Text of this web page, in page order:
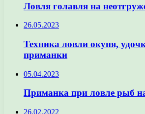
Ловля голавля на
26.05.2023
Техника ловли окуня,
приманки
05.04.2023
Приманка при ловле рыб
26.02.2022